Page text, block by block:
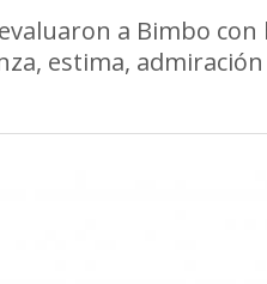
a Bimbo con
estima,